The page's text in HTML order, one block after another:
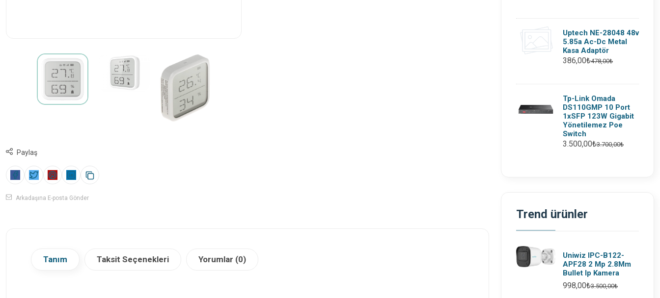
Paylaş
Arkadaşına E-posta Gönder
Tanım Taksit Seçenekleri Yorumlar (0)
Uptech NE-28048 48v
5.85a Ac-Dc Metal
Kasa Adaptör
386,00₺478,00₺
Tp-Link Omada
DS110GMP 10 Port
1xSFP 123W Gigabit
Yönetilemez Poe
Switch
3.500,00₺3.700,00₺
Trend ürünler
Uniwiz IPC-B122-
APF28 2 Mp 2.8Mm
Bullet Ip Kamera
998,00₺3.500,00₺